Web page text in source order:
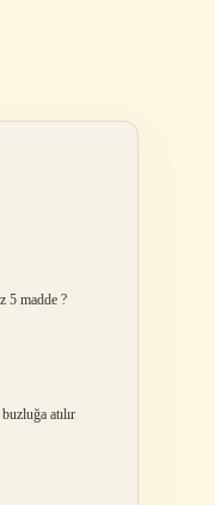
5 madde ?
atılır